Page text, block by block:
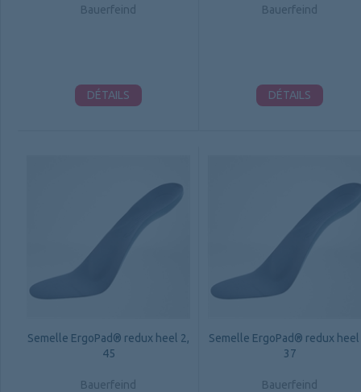
Bauerfeind
DÉTAILS
Bauerfeind
DÉTAILS
Semelle ErgoPad® redux heel 2,
45
Bauerfeind
Semelle ErgoPad® redux heel
37
Bauerfeind